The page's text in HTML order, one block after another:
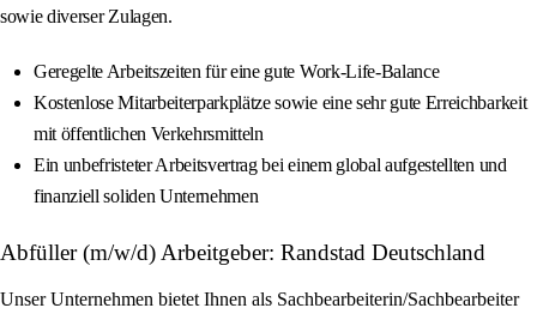
sowie diverser Zulagen.
Geregelte Arbeitszeiten für eine gute Work-Life-Balance
Kostenlose Mitarbeiterparkplätze sowie eine sehr gute Erreichbarkeit
mit öffentlichen Verkehrsmitteln
Ein unbefristeter Arbeitsvertrag bei einem global aufgestellten und
finanziell soliden Unternehmen
Abfüller (m/w/d) Arbeitgeber: Randstad Deutschland
Unser Unternehmen bietet Ihnen als Sachbearbeiterin/Sachbearbeiter